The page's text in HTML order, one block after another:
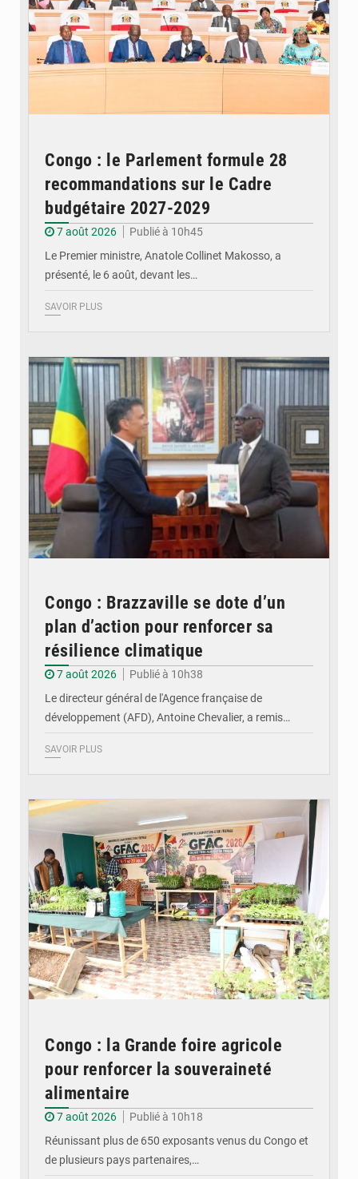
Congo : le Parlement formule 28
recommandations sur le Cadre
budgétaire 2027-2029
7 août 2026
Publié à 10h45
Le Premier ministre, Anatole Collinet Makosso, a
présenté, le 6 août, devant les…
SAVOIR PLUS
Congo : Brazzaville se dote d’un
plan d’action pour renforcer sa
résilience climatique
7 août 2026
Publié à 10h38
Le directeur général de l'Agence française de
développement (AFD), Antoine Chevalier, a remis…
SAVOIR PLUS
Congo : la Grande foire agricole
pour renforcer la souveraineté
alimentaire
7 août 2026
Publié à 10h18
Réunissant plus de 650 exposants venus du Congo et
de plusieurs pays partenaires,…